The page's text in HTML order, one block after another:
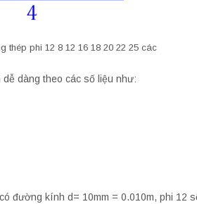
thép phi 12 8 12 16 18 20 22 25 các
dàng theo các số liệu như:
đường kính d= 10mm = 0.010m, phi 12